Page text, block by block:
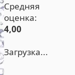
Средняя
оценка:
4,00
Загрузка...